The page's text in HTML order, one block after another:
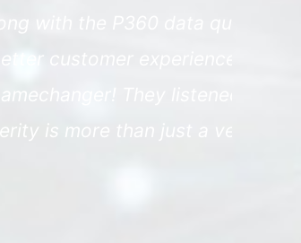
rules, resulted in
and dedication to
and offered
partner."